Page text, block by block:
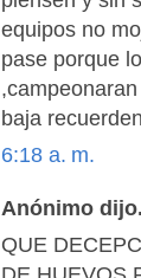
equipos no
pase porque
baja recuerden
6:18 a. m.
Anónimo
QUE